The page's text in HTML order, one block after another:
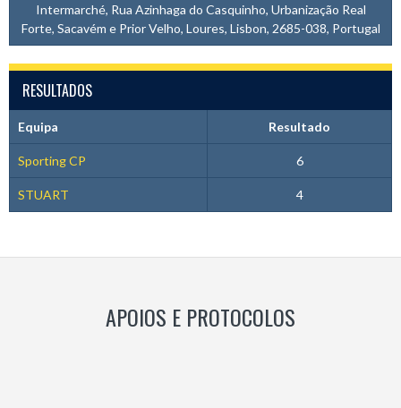
Intermarché, Rua Azinhaga do Casquinho, Urbanização Real
Forte, Sacavém e Prior Velho, Loures, Lisbon, 2685-038, Portugal
RESULTADOS
Equipa Resultado
Sporting CP 6
STUART 4
APOIOS E PROTOCOLOS